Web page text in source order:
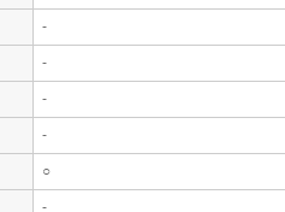
-
-
-
-
○
-